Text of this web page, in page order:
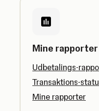
Mine rapporter
Udbetalings-
Transaktions-
Mine rapporter